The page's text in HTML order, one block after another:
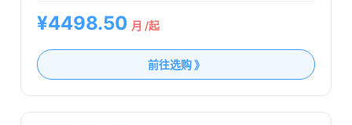
¥4498.50 月 /起
前往选购 》